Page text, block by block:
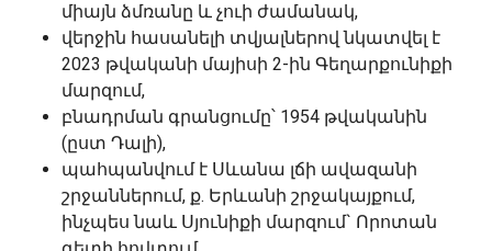
միայն ձմռանը և չուի ժամանակ,
վերջին հասանելի տվյալներով նկատվել է
2023 թվականի մայիսի 2-ին Գեղարքունիքի
մարզում,
բնադրման գրանցումը՝ 1954 թվականին
(ըստ Դալի),
պահպանվում է Սևանա լճի ավազանի
շրջաններում, ք. Երևանի շրջակայքում,
ինչպես նաև Սյունիքի մարզում` Որոտան